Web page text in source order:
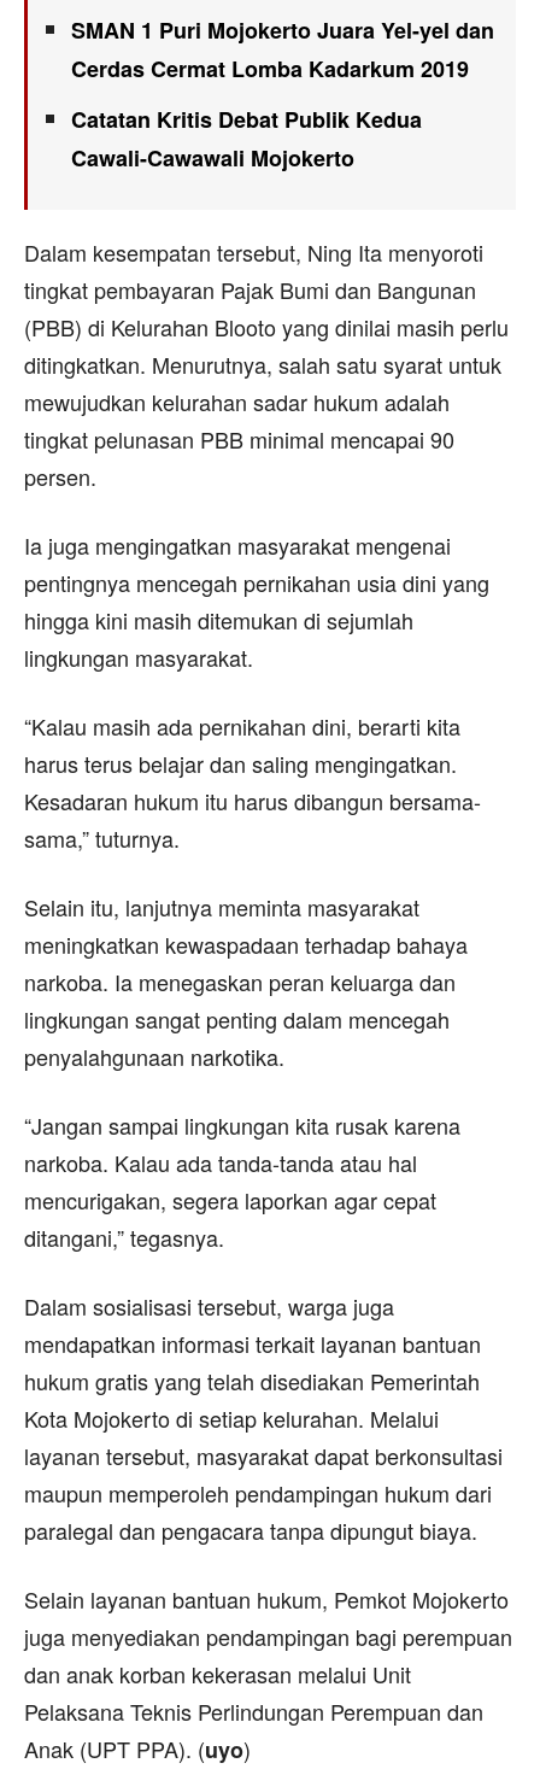
SMAN 1 Puri Mojokerto Juara Yel-yel dan
Cerdas Cermat Lomba Kadarkum 2019
Catatan Kritis Debat Publik Kedua
Cawali-Cawawali Mojokerto
Dalam kesempatan tersebut, Ning Ita menyoroti
tingkat pembayaran Pajak Bumi dan Bangunan
(PBB) di Kelurahan Blooto yang dinilai masih perlu
ditingkatkan. Menurutnya, salah satu syarat untuk
mewujudkan kelurahan sadar hukum adalah
tingkat pelunasan PBB minimal mencapai 90
persen.
Ia juga mengingatkan masyarakat mengenai
pentingnya mencegah pernikahan usia dini yang
hingga kini masih ditemukan di sejumlah
lingkungan masyarakat.
“Kalau masih ada pernikahan dini, berarti kita
harus terus belajar dan saling mengingatkan.
Kesadaran hukum itu harus dibangun bersama-
sama,” tuturnya.
Selain itu, lanjutnya meminta masyarakat
meningkatkan kewaspadaan terhadap bahaya
narkoba. Ia menegaskan peran keluarga dan
lingkungan sangat penting dalam mencegah
penyalahgunaan narkotika.
“Jangan sampai lingkungan kita rusak karena
narkoba. Kalau ada tanda-tanda atau hal
mencurigakan, segera laporkan agar cepat
ditangani,” tegasnya.
Dalam sosialisasi tersebut, warga juga
mendapatkan informasi terkait layanan bantuan
hukum gratis yang telah disediakan Pemerintah
Kota Mojokerto di setiap kelurahan. Melalui
layanan tersebut, masyarakat dapat berkonsultasi
maupun memperoleh pendampingan hukum dari
paralegal dan pengacara tanpa dipungut biaya.
Selain layanan bantuan hukum, Pemkot Mojokerto
juga menyediakan pendampingan bagi perempuan
dan anak korban kekerasan melalui Unit
Pelaksana Teknis Perlindungan Perempuan dan
Anak (UPT PPA). (uyo)